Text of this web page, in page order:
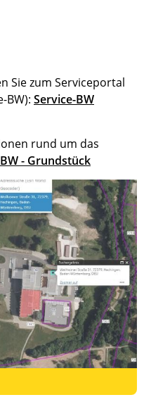
Sie zum Serviceportal
BW): Service-BW
rund um das
- Grundstück